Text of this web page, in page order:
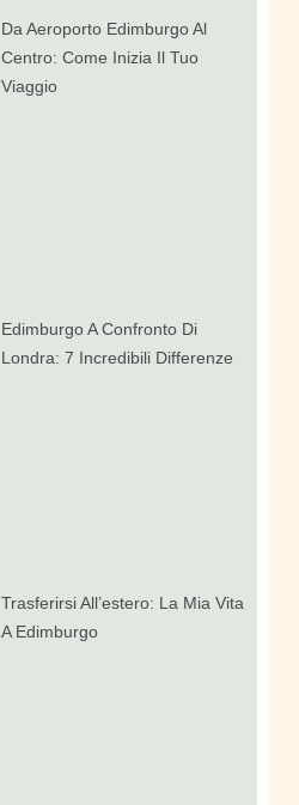
Da Aeroporto Edimburgo Al
Centro: Come Inizia Il Tuo
Viaggio
Edimburgo A Confronto Di
Londra: 7 Incredibili Differenze
Trasferirsi All’estero: La Mia Vita
A Edimburgo